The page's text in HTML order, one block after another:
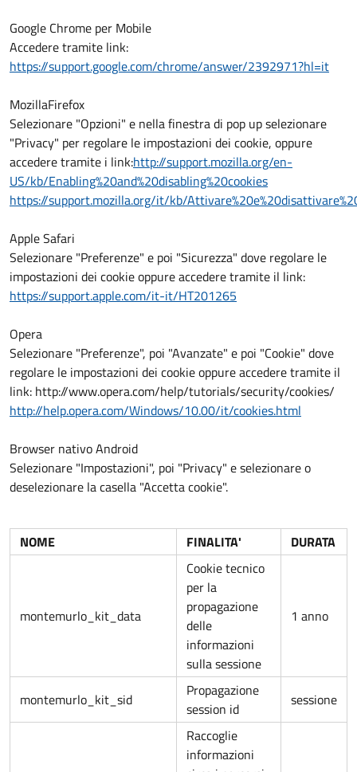
Google Chrome per Mobile
Accedere tramite link:
https://support.google.com/chrome/answer/2392971?hl=it
MozillaFirefox
Selezionare "Opzioni" e nella finestra di pop up selezionare
"Privacy" per regolare le impostazioni dei cookie, oppure
accedere tramite i link:http://support.mozilla.org/en-
US/kb/Enabling%20and%20disabling%20cookies
https://support.mozilla.org/it/kb/
Apple Safari
Selezionare "Preferenze" e poi "Sicurezza" dove regolare le
impostazioni dei cookie oppure accedere tramite il link:
https://support.apple.com/it-it/HT201265
Opera
Selezionare "Preferenze", poi "Avanzate" e poi "Cookie" dove
regolare le impostazioni dei cookie oppure accedere tramite il
link: http://www.opera.com/help/tutorials/security/cookies/
http://help.opera.com/Windows/10.00/it/cookies.html
Browser nativo Android
Selezionare "Impostazioni", poi "Privacy" e selezionare o
deselezionare la casella "Accetta cookie".
NOME FINALITA' DURATA
montemurlo_kit_data
Cookie tecnico
per la
propagazione
delle
informazioni
sulla sessione
1 anno
montemurlo_kit_sid
Propagazione
session id
sessione
Raccoglie
informazioni